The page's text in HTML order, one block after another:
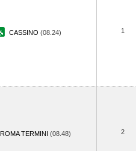
CASSINO (08.24) 1
ROMA TERMINI (08.48) 2